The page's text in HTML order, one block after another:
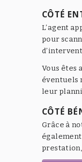
CÔTÉ
L’agent
pour
Vous êtes
éventuels
leur
CÔTÉ
Grâce à